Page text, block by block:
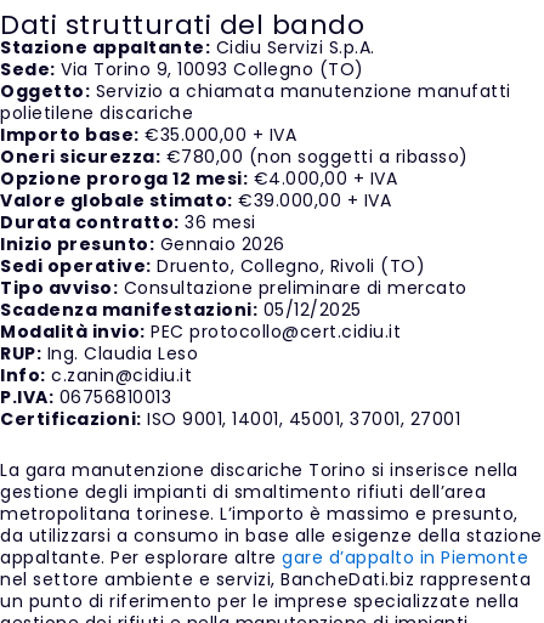
Dati strutturati del bando
Stazione appaltante: Cidiu Servizi S.p.A.
Sede: Via Torino 9, 10093 Collegno (TO)
Oggetto: Servizio a chiamata manutenzione manufatti
polietilene discariche
Importo base: €35.000,00 + IVA
Oneri sicurezza: €780,00 (non soggetti a ribasso)
Opzione proroga 12 mesi: €4.000,00 + IVA
Valore globale stimato: €39.000,00 + IVA
Durata contratto: 36 mesi
Inizio presunto: Gennaio 2026
Sedi operative: Druento, Collegno, Rivoli (TO)
Tipo avviso: Consultazione preliminare di mercato
Scadenza manifestazioni: 05/12/2025
Modalità invio: PEC protocollo@cert.cidiu.it
RUP: Ing. Claudia Leso
Info: c.zanin@cidiu.it
P.IVA: 06756810013
Certificazioni: ISO 9001, 14001, 45001, 37001, 27001
La gara manutenzione discariche Torino si inserisce nella
gestione degli impianti di smaltimento rifiuti dell’area
metropolitana torinese. L’importo è massimo e presunto,
da utilizzarsi a consumo in base alle esigenze della stazione
appaltante. Per esplorare altre gare d’appalto in Piemonte
nel settore ambiente e servizi, BancheDati.biz rappresenta
un punto di riferimento per le imprese specializzate nella